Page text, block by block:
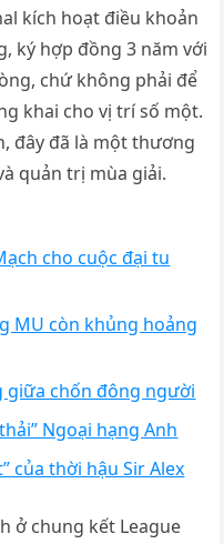
kích hoạt điều khoản
ký hợp đồng 3 năm với
chứ không phải để
khai cho vị trí số một.
đây đã là một thương
quản trị mùa giải.
cho cuộc đại tu
MU còn khủng hoảng
giữa chốn đông người
Ngoại hạng Anh
của thời hậu Sir Alex
ở chung kết League